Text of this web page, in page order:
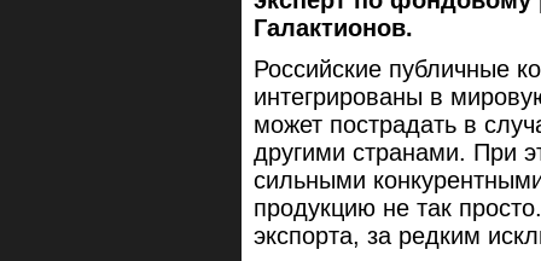
Галактионов.
Российские публичные
интегрированы в
может пострадать в
другими странами. При
сильными
продукцию не так
экспорта, за редким